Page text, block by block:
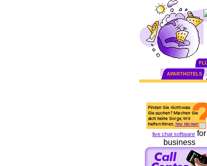
APARTHOTELS
live chat software for
business